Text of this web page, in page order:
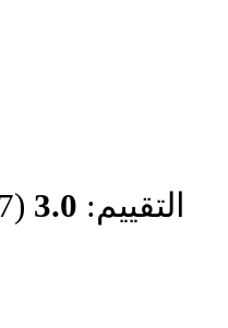
التقييم: 3.0 (2777 مرات التقييم)